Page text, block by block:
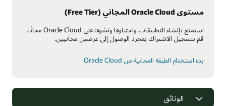
مستوى Oracle Cloud المجاني (Free Tier)
استمتع بإنشاء التطبيقات واختبارها ونشرها على Oracle Cloud مجانًا.
قم بتسجيل الاشتراك بمجرد الوصول إلى عرضين مجانيين.
بدء استخدام الطبقة المجانية من Oracle Cloud
الوثائق